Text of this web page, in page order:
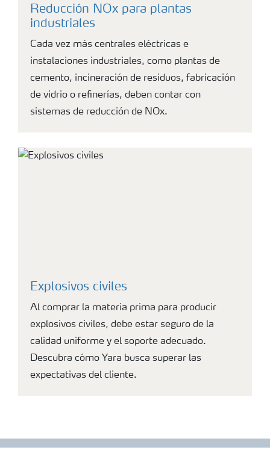
Reducción NOx para plantas
industriales
Cada vez más centrales eléctricas e
instalaciones industriales, como plantas de
cemento, incineración de residuos, fabricación
de vidrio o refinerías, deben contar con
sistemas de reducción de NOx.
Explosivos civiles
Al comprar la materia prima para producir
explosivos civiles, debe estar seguro de la
calidad uniforme y el soporte adecuado.
Descubra cómo Yara busca superar las
expectativas del cliente.